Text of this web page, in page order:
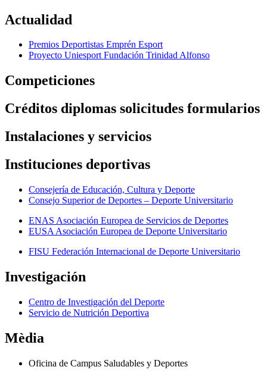
Actualidad
Premios Deportistas Emprén Esport
Proyecto Uniesport Fundación Trinidad Alfonso
Competiciones
Créditos diplomas solicitudes formularios
Instalaciones y servicios
Instituciones deportivas
Consejería de Educación, Cultura y Deporte
Consejo Superior de Deportes – Deporte Universitario
ENAS Asociación Europea de Servicios de Deportes
EUSA Asociación Europea de Deporte Universitario
FISU Federación Internacional de Deporte Universitario
Investigación
Centro de Investigación del Deporte
Servicio de Nutrición Deportiva
Mèdia
Oficina de Campus Saludables y Deportes